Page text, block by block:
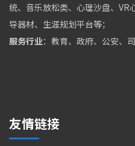
统、音乐放松类、心理沙盘、VR
导器材、生涯规划平台等；
服务行业：教育、政府、公安、
友情链接